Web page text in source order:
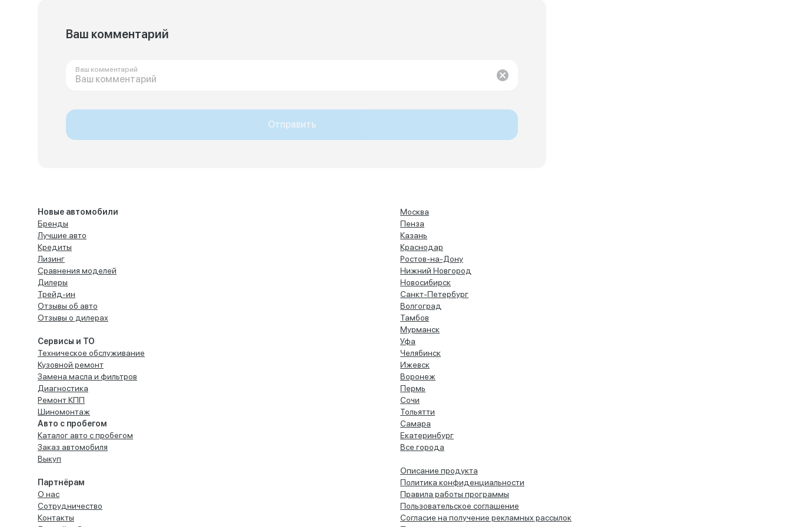
Ваш комментарий
Ваш комментарий
Отправить
Новые автомобили
Бренды
Лучшие авто
Кредиты
Лизинг
Сравнения моделей
Дилеры
Трейд-ин
Отзывы об авто
Отзывы о дилерах
Сервисы и ТО
Техническое обслуживание
Кузовной ремонт
Замена масла и фильтров
Диагностика
Ремонт КПП
Шиномонтаж
Авто с пробегом
Каталог авто с пробегом
Заказ автомобиля
Выкуп
Партнёрам
О нас
Сотрудничество
Контакты
Москва
Пенза
Казань
Краснодар
Ростов-на-Дону
Нижний Новгород
Новосибирск
Санкт-Петербург
Волгоград
Тамбов
Мурманск
Уфа
Челябинск
Ижевск
Воронеж
Пермь
Сочи
Тольятти
Самара
Екатеринбург
Все города
Описание продукта
Политика конфиденциальности
Правила работы программы
Пользовательское соглашение
Согласие на получение рекламных рассылок